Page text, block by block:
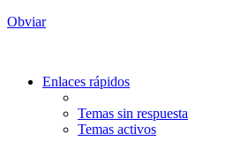
Obviar
Enlaces rápidos
Temas sin respuesta
Temas activos